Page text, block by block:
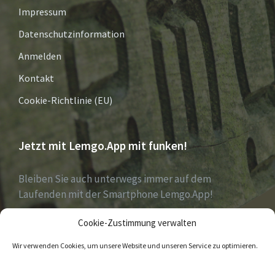
Cookie-Zustimmung verwalten
Wir verwenden Cookies, um unsere Website und unseren Service zu optimieren.
Impressum
Datenschutzinformation
Anmelden
Kontakt
Cookie-Richtlinie (EU)
Jetzt mit Lemgo.App mit funken!
Bleiben Sie auch unterwegs immer auf dem
Laufenden mit der Smartphone Lemgo.App!
Jetzt laden für iOS & Android